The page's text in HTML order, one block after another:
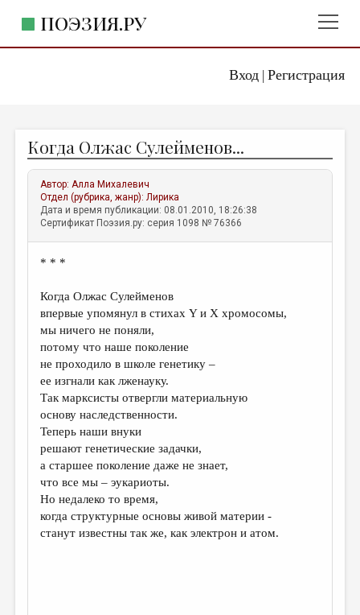
Вход| Регистрация
ПОЭЗИЯ.РУ
ЖАНРЫ
АВТОРЫ
КОММЕНТАРИИ
ЛИТСАЛОН
НОВОСТИ
ПРАВИЛА САЙТА
ОТДЕЛЫ И РУБРИКИ
ИЗБРАННОЕ
ДАЙДЖЕСТ
ПРОИЗВЕДЕНИЯ
ПЕРЕВОДЫ
КОНКУРСЫ
ДЕТСКАЯ КОМНАТА
КНИЖНАЯ ПОЛКА
Когда Олжас Сулейменов...
Автор:Алла Михалевич
Отдел (рубрика, жанр):Лирика
Дата и время публикации: 08.01.2010, 18:26:38
Сертификат Поэзия.ру: серия 1098 № 76366
* * *
Когда Олжас Сулейменов
впервые упомянул в стихах Y и X хромосомы,
мы ничего не поняли,
потому что наше поколение
не проходило в школе генетику –
ее изгнали как лженауку.
Так марксисты отвергли материальную
основу наследственности.
Теперь наши внуки
решают генетические задачки,
а старшее поколение даже не знает,
что все мы – эукариоты.
Но недалеко то время,
когда структурные основы живой материи -
станут известны так же, как электрон и атом.